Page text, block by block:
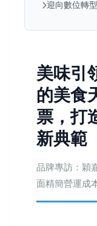
迎向數位轉
美味引
的美食
票，打
新典範
品牌專訪：穎
面精簡營運成